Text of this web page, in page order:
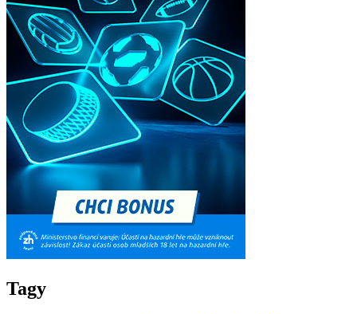
Tagy